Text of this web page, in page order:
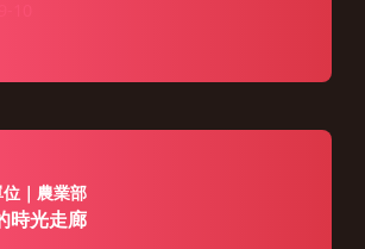
｜農業部
時光走廊